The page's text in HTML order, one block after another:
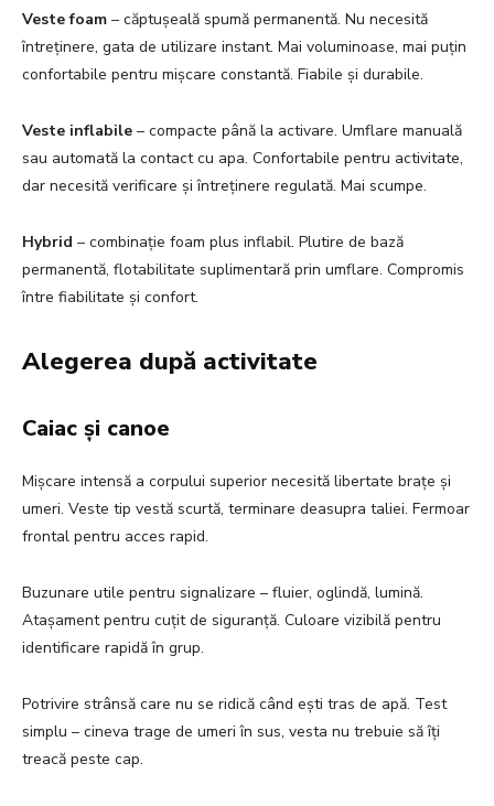
Veste foam – căptușeală spumă permanentă. Nu necesită
întreținere, gata de utilizare instant. Mai voluminoase, mai puțin
confortabile pentru mișcare constantă. Fiabile și durabile.
Veste inflabile – compacte până la activare. Umflare manuală
sau automată la contact cu apa. Confortabile pentru activitate,
dar necesită verificare și întreținere regulată. Mai scumpe.
Hybrid – combinație foam plus inflabil. Plutire de bază
permanentă, flotabilitate suplimentară prin umflare. Compromis
între fiabilitate și confort.
Alegerea după activitate
Caiac și canoe
Mișcare intensă a corpului superior necesită libertate brațe și
umeri. Veste tip vestă scurtă, terminare deasupra taliei. Fermoar
frontal pentru acces rapid.
Buzunare utile pentru signalizare – fluier, oglindă, lumină.
Atașament pentru cuțit de siguranță. Culoare vizibilă pentru
identificare rapidă în grup.
Potrivire strânsă care nu se ridică când ești tras de apă. Test
simplu – cineva trage de umeri în sus, vesta nu trebuie să îți
treacă peste cap.